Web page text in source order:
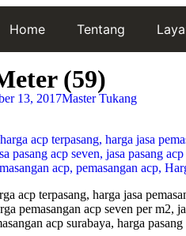
Home Tentang
(59)
13, 2017Master Tukang
acp terpasang, harga jasa
pemasangan acp seven per m2,
acp surabaya, harga